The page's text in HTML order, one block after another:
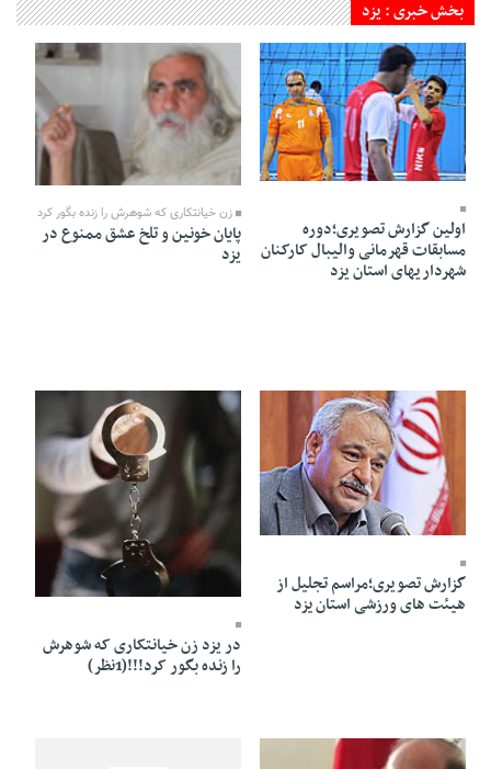
بخش خبری : یزد
25 Ordibehesht 1391 - 18:07
اولین گزارش تصویری؛دوره
مسابقات قهرمانی والیبال کارکنان
شهرداریهای استان یزد
25 Ordibehesht 1391 - 17:54
زن خیانتکاری که شوهرش را زنده بگور کرد
پایان خونین و تلخ عشق ممنوع در
یزد
25 Ordibehesht 1391 - 17:52
گزارش تصویری؛مراسم تجلیل از
هیئت های ورزشی استان يزد
در یزد زن خیانتکاری که شوهرش
را زنده بگور کرد!!!(1نظر)